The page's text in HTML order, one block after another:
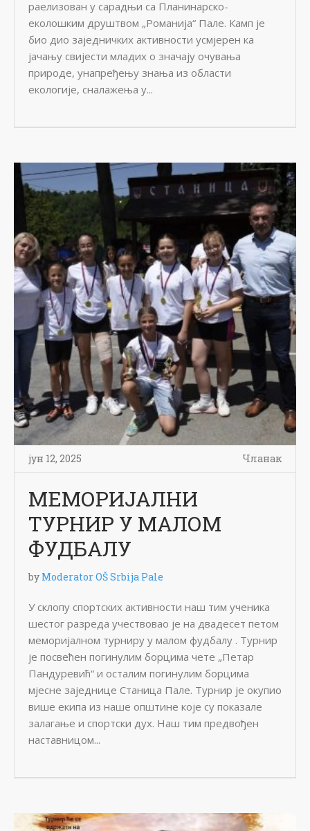
раелизован у сарадњи са Планинарско-
еколошким друштвом „Романија“ Пале. Камп је
био дио заједничких активности усмјерен ка
јачању свијести младих о значају очувања
природе, унапређењу знања из области
екологије, сналажења у...
јун 12, 2025 Чланак
МЕМОРИЈАЛНИ
ТУРНИР У МАЛОМ
ФУДБАЛУ
by Moderator OŠ Srbija Pale
У склопу спортских активности наш тим ученика
шестог разреда учествовао је на двадесет петом
меморијалном турниру у малом фудбалу . Турнир
је посвећен погинулим борцима чете „Петар
Пандуревић“ и осталим погинулим борцима
мјесне заједнице Станица Пале. Турнир је окупио
више екипа из наше општине које су показале
залагање и спортски дух. Наш тим предвођен
наставницом...